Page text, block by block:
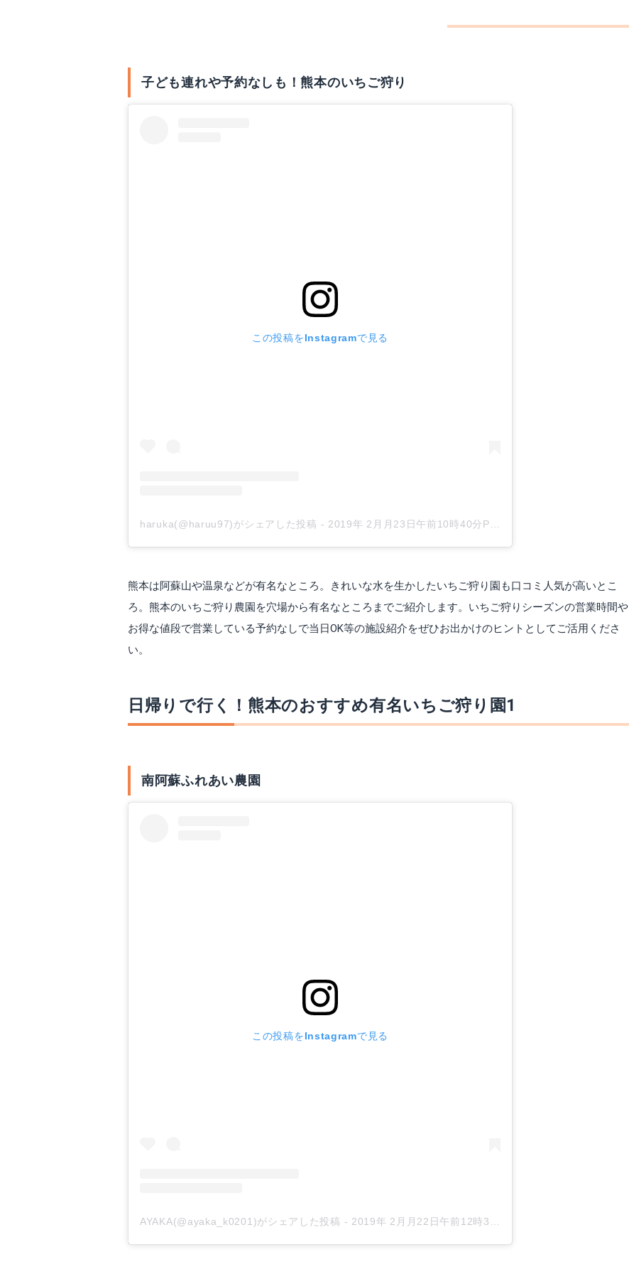
子ども連れや予約なしも！熊本のいちご狩り
この投稿をInstagramで見る
haruka(@haruu97)がシェアした投稿 - 2019年 2月月23日午前10時40分PST
熊本は阿蘇山や温泉などが有名なところ。きれいな水を生かしたいちご狩り園も口コミ人気が高いとこ
ろ。熊本のいちご狩り農園を穴場から有名なところまでご紹介します。いちご狩りシーズンの営業時間や
お得な値段で営業している予約なしで当日OK等の施設紹介をぜひお出かけのヒントとしてご活用くださ
い。
日帰りで行く！熊本のおすすめ有名いちご狩り園1
南阿蘇ふれあい農園
この投稿をInstagramで見る
AYAKA(@ayaka_k0201)がシェアした投稿 - 2019年 2月月22日午前12時35分PST